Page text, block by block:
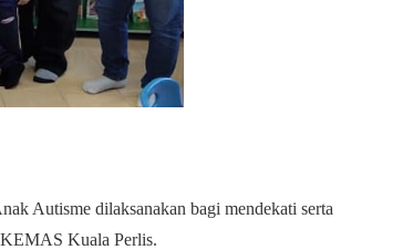
Autisme dilaksanakan bagi mendekati serta
KEMAS Kuala Perlis.